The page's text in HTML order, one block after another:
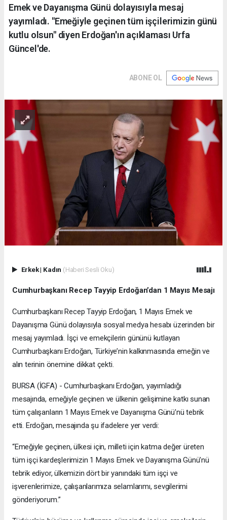
Emek ve Dayanışma Günü dolayısıyla mesaj
yayımladı. "Emeğiyle geçinen tüm işçilerimizin günü
kutlu olsun" diyen Erdoğan'ın açıklaması Urfa
Güncel'de.
ABONE OL
Erkek| Kadın (Haberi Sesli Oku)
Cumhurbaşkanı Recep Tayyip Erdoğan’dan 1 Mayıs Mesajı
Cumhurbaşkanı Recep Tayyip Erdoğan, 1 Mayıs Emek ve
Dayanışma Günü dolayısıyla sosyal medya hesabı üzerinden bir
mesaj yayımladı. İşçi ve emekçilerin gününü kutlayan
Cumhurbaşkanı Erdoğan, Türkiye’nin kalkınmasında emeğin ve
alın terinin önemine dikkat çekti.
BURSA (İGFA) - Cumhurbaşkanı Erdoğan, yayımladığı
mesajında, emeğiyle geçinen ve ülkenin gelişimine katkı sunan
tüm çalışanların 1 Mayıs Emek ve Dayanışma Günü’nü tebrik
etti. Erdoğan, mesajında şu ifadelere yer verdi:
“Emeğiyle geçinen, ülkesi için, milleti için katma değer üreten
tüm işçi kardeşlerimizin 1 Mayıs Emek ve Dayanışma Günü’nü
tebrik ediyor, ülkemizin dört bir yanındaki tüm işçi ve
işverenlerimize, çalışanlarımıza selamlarımı, sevgilerimi
gönderiyorum.”